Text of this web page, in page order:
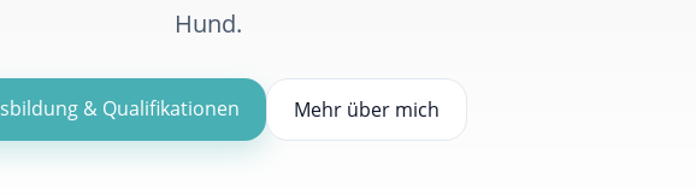
Hund.
& Qualifikationen Mehr über mich